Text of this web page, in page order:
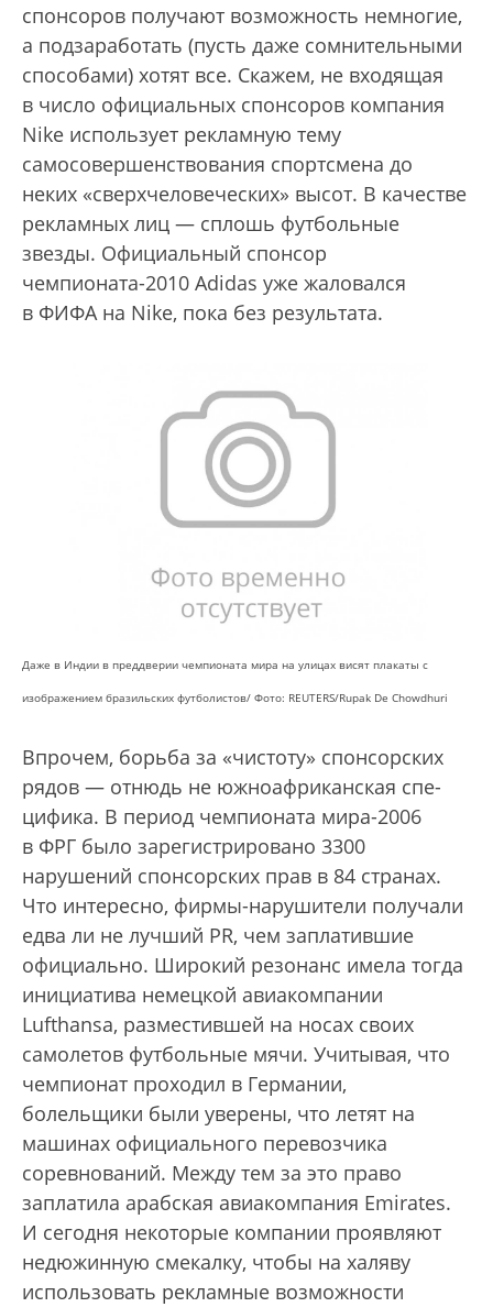
спонсоров получают возможность немногие,
а подзаработать (пусть даже сомнительными
способами) хотят все. Скажем, не входящая
в число официальных спонсоров компания
Nike использует рекламную тему
самосовершенствования спортсмена до
неких «сверхчеловеческих» высот. В качестве
рекламных лиц — сплошь футбольные
звезды. Официальный спонсор
чемпионата-2010 Adidas уже жаловался
в ФИФА на Nike, пока без результата.
Даже в Индии в преддверии чемпионата мира на улицах висят плакаты с
изображением бразильских футболистов/ Фото: REUTERS/Rupak De Chowdhuri
Впрочем, борьба за «чистоту» спонсорских
рядов — отнюдь не южноафриканская спе­
цифика. В период чемпионата мира-2006
в ФРГ было зарегистрировано 3300
нарушений спонсорских прав в 84 странах.
Что интересно, фирмы-нарушители получали
едва ли не лучший PR, чем заплатившие
официально. Широкий резонанс имела тогда
инициатива немецкой авиакомпании
Lufthansa, разместившей на носах своих
самолетов футбольные мячи. Учитывая, что
чемпионат проходил в Германии,
болельщики были уверены, что летят на
машинах официального перевозчика
соревнований. Между тем за это право
заплатила арабская авиакомпания Emirates.
И сегодня некоторые компании проявляют
недюжинную смекалку, чтобы на халяву
использовать рекламные возможности